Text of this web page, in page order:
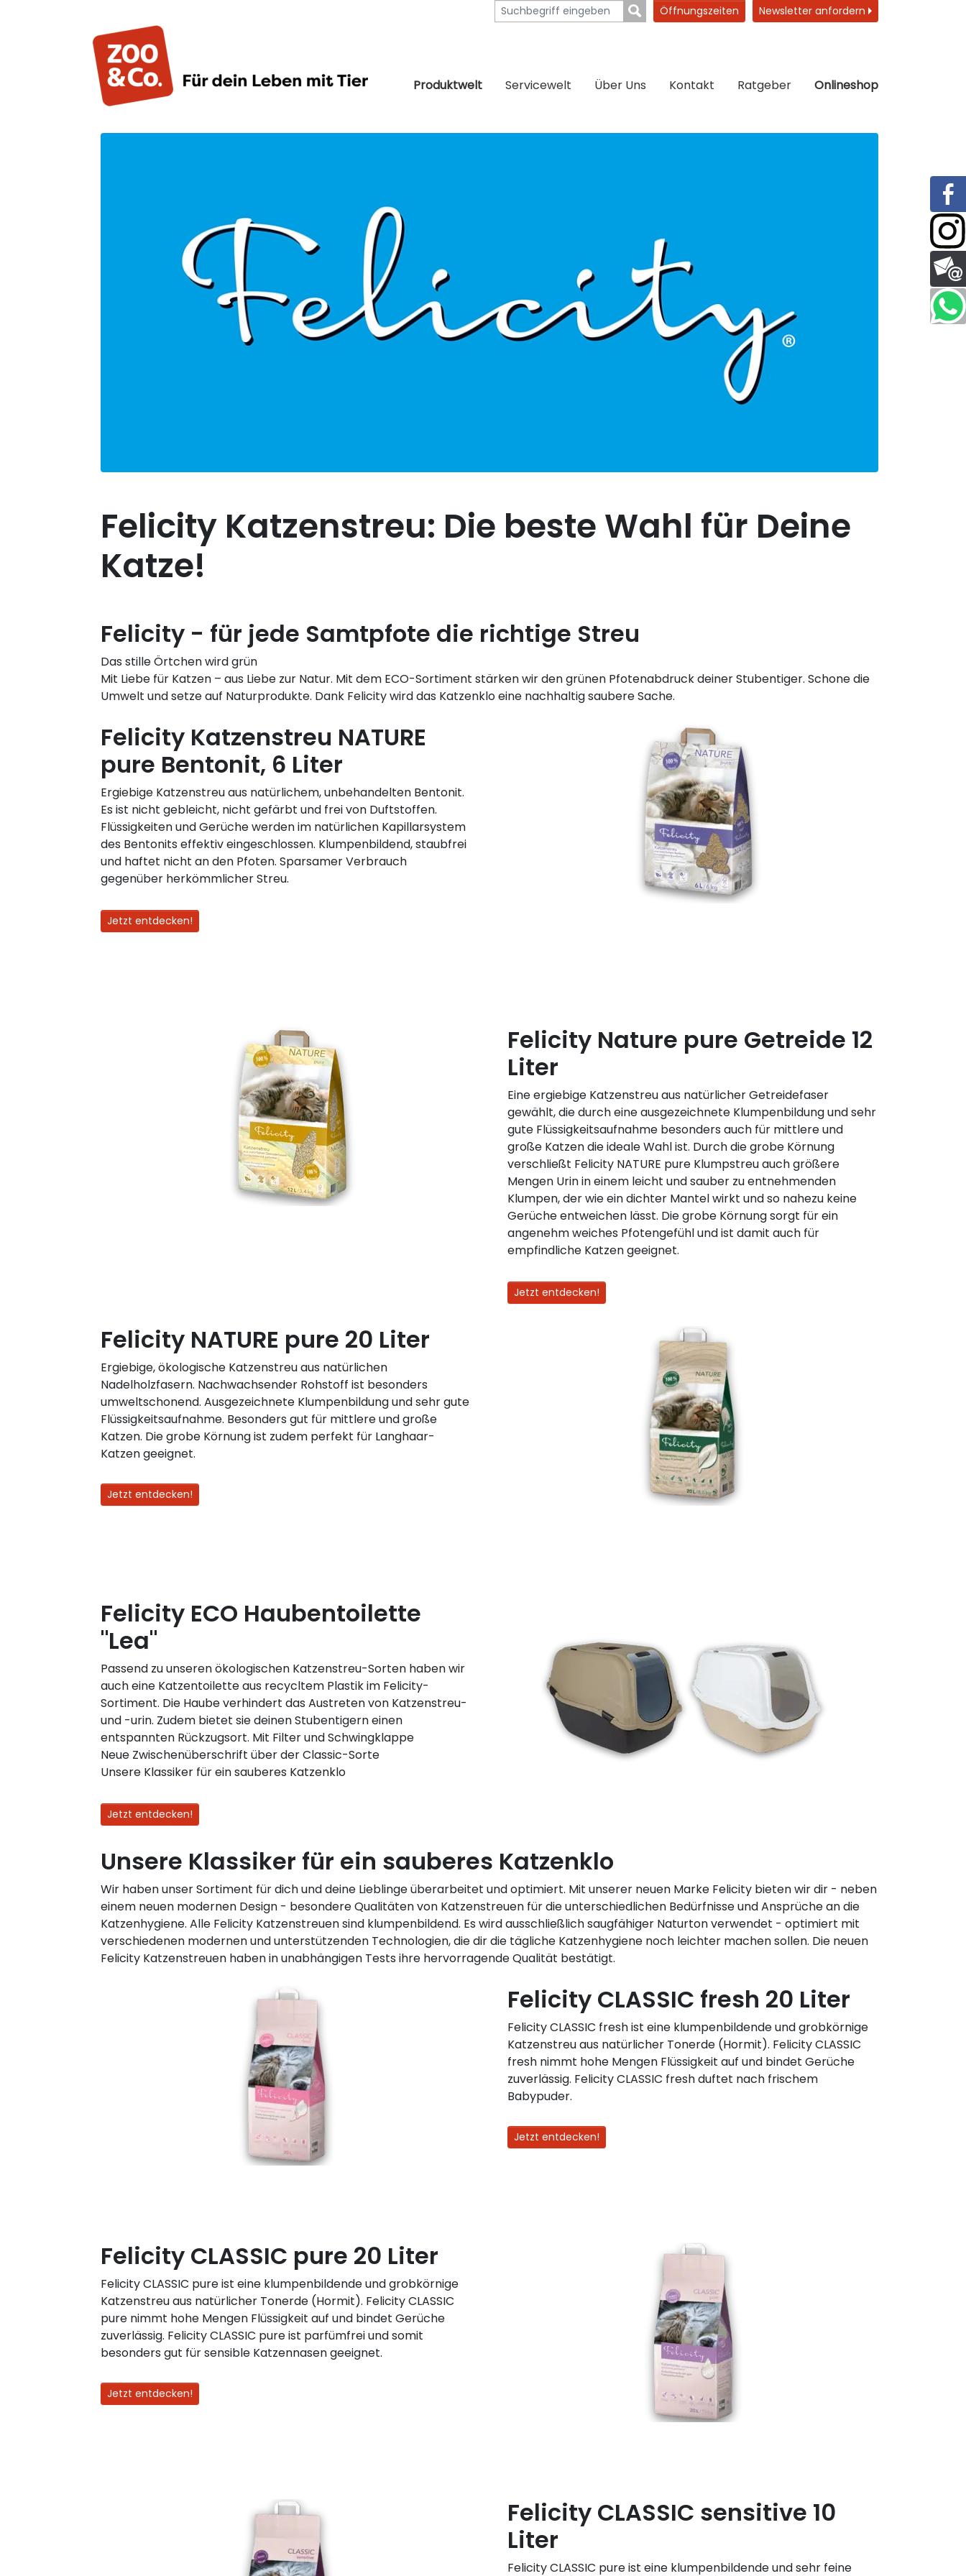
Öffnungszeiten Newsletter anfordern
Produktwelt Servicewelt Über Uns Kontakt Ratgeber Onlineshop
Felicity Katzenstreu: Die beste Wahl für Deine
Katze!
Felicity - für jede Samtpfote die richtige Streu
Das stille Örtchen wird grün
Mit Liebe für Katzen – aus Liebe zur Natur. Mit dem ECO-Sortiment stärken wir den grünen Pfotenabdruck deiner Stubentiger. Schone die
Umwelt und setze auf Naturprodukte. Dank Felicity wird das Katzenklo eine nachhaltig saubere Sache.
Felicity Katzenstreu NATURE
pure Bentonit, 6 Liter
Ergiebige Katzenstreu aus natürlichem, unbehandelten Bentonit.
Es ist nicht gebleicht, nicht gefärbt und frei von Duftstoffen.
Flüssigkeiten und Gerüche werden im natürlichen Kapillarsystem
des Bentonits effektiv eingeschlossen. Klumpenbildend, staubfrei
und haftet nicht an den Pfoten. Sparsamer Verbrauch
gegenüber herkömmlicher Streu.
Jetzt entdecken!
Felicity Nature pure Getreide 12
Liter
Eine ergiebige Katzenstreu aus natürlicher Getreidefaser
gewählt, die durch eine ausgezeichnete Klumpenbildung und sehr
gute Flüssigkeitsaufnahme besonders auch für mittlere und
große Katzen die ideale Wahl ist. Durch die grobe Körnung
verschließt Felicity NATURE pure Klumpstreu auch größere
Mengen Urin in einem leicht und sauber zu entnehmenden
Klumpen, der wie ein dichter Mantel wirkt und so nahezu keine
Gerüche entweichen lässt. Die grobe Körnung sorgt für ein
angenehm weiches Pfotengefühl und ist damit auch für
empfindliche Katzen geeignet.
Jetzt entdecken!
Felicity NATURE pure 20 Liter
Ergiebige, ökologische Katzenstreu aus natürlichen
Nadelholzfasern. Nachwachsender Rohstoff ist besonders
umweltschonend. Ausgezeichnete Klumpenbildung und sehr gute
Flüssigkeitsaufnahme. Besonders gut für mittlere und große
Katzen. Die grobe Körnung ist zudem perfekt für Langhaar-
Katzen geeignet.
Jetzt entdecken!
Felicity ECO Haubentoilette
"Lea"
Passend zu unseren ökologischen Katzenstreu-Sorten haben wir
auch eine Katzentoilette aus recycltem Plastik im Felicity-
Sortiment. Die Haube verhindert das Austreten von Katzenstreu-
und -urin. Zudem bietet sie deinen Stubentigern einen
entspannten Rückzugsort. Mit Filter und Schwingklappe
Neue Zwischenüberschrift über der Classic-Sorte
Unsere Klassiker für ein sauberes Katzenklo
Jetzt entdecken!
Unsere Klassiker für ein sauberes Katzenklo
Wir haben unser Sortiment für dich und deine Lieblinge überarbeitet und optimiert. Mit unserer neuen Marke Felicity bieten wir dir - neben
einem neuen modernen Design - besondere Qualitäten von Katzenstreuen für die unterschiedlichen Bedürfnisse und Ansprüche an die
Katzenhygiene. Alle Felicity Katzenstreuen sind klumpenbildend. Es wird ausschließlich saugfähiger Naturton verwendet - optimiert mit
verschiedenen modernen und unterstützenden Technologien, die dir die tägliche Katzenhygiene noch leichter machen sollen. Die neuen
Felicity Katzenstreuen haben in unabhängigen Tests ihre hervorragende Qualität bestätigt.
Felicity CLASSIC fresh 20 Liter
Felicity CLASSIC fresh ist eine klumpenbildende und grobkörnige
Katzenstreu aus natürlicher Tonerde (Hormit). Felicity CLASSIC
fresh nimmt hohe Mengen Flüssigkeit auf und bindet Gerüche
zuverlässig. Felicity CLASSIC fresh duftet nach frischem
Babypuder.
Jetzt entdecken!
Felicity CLASSIC pure 20 Liter
Felicity CLASSIC pure ist eine klumpenbildende und grobkörnige
Katzenstreu aus natürlicher Tonerde (Hormit). Felicity CLASSIC
pure nimmt hohe Mengen Flüssigkeit auf und bindet Gerüche
zuverlässig. Felicity CLASSIC pure ist parfümfrei und somit
besonders gut für sensible Katzennasen geeignet.
Jetzt entdecken!
Felicity CLASSIC sensitive 10
Liter
Felicity CLASSIC pure ist eine klumpenbildende und sehr feine